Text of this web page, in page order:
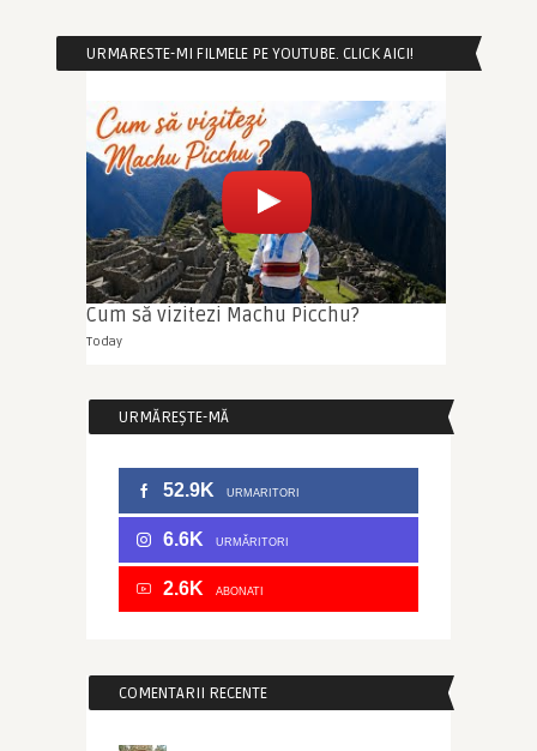
URMARESTE-MI FILMELE PE YOUTUBE. CLICK AICI!
Cum să vizitezi Machu Picchu?
Today
URMĂREȘTE-MĂ
52.9K URMARITORI
6.6K URMĂRITORI
2.6K ABONATI
COMENTARII RECENTE